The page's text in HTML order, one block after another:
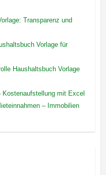
Transparenz und
Vorlage für
Haushaltsbuch Vorlage
mit Excel
– Immobilien